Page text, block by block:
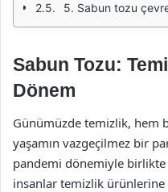
5. Sabun tozu
Sabun Tozu:
Dönem
Günümüzde temizlik, hem
yaşamın vazgeçilmez bir
pandemi dönemiyle
insanlar temizlik